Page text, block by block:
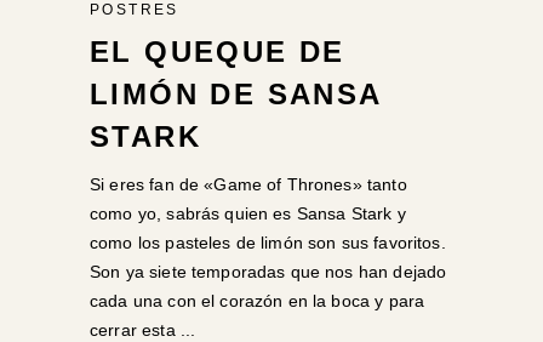
POSTRES
EL QUEQUE DE
LIMÓN DE SANSA
STARK
Si eres fan de «Game of Thrones» tanto
como yo, sabrás quien es Sansa Stark y
como los pasteles de limón son sus favoritos.
Son ya siete temporadas que nos han dejado
cada una con el corazón en la boca y para
cerrar esta